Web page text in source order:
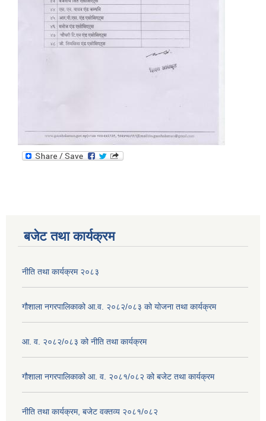
बजेट तथा कार्यक्रम
नीति तथा कार्यक्रम २०८३
गौशाला नगरपालिकाको आ.व. २०८२/०८३ को योजना तथा कार्यक्रम
आ. व. २०८२/०८३ को नीति तथा कार्यक्रम
गौशाला नगरपालिकाको आ. व. २०८१/०८२ को बजेट तथा कार्यक्रम
नीति तथा कार्यक्रम, बजेट वक्तव्य २०८१/०८२